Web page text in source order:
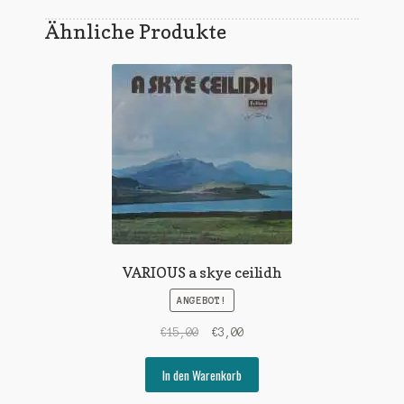
Ähnliche Produkte
VARIOUS a skye ceilidh
ANGEBOT!
€15,00
Ursprünglicher
war:
€15,00
€3,00Aktueller
€3,00.
In den Warenkorb